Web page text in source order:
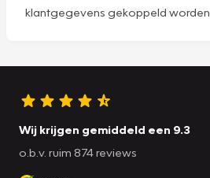
klantgegevens gekoppeld worden.
Wij krijgen gemiddeld een 9.3
o.b.v. ruim 874 reviews